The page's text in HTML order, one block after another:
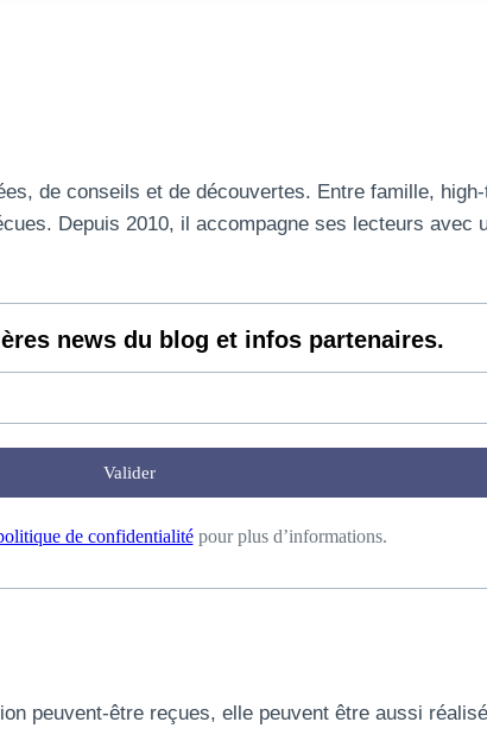
de conseils et de découvertes. Entre famille,
Depuis 2010, il accompagne ses lecteurs avec
news du blog et infos partenaires.
de confidentialitépour plus d’informations.
peuvent-être reçues, elle peuvent être aussi